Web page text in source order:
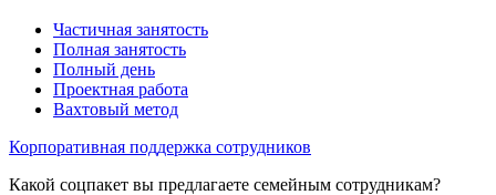
Частичная занятость
Полная занятость
Полный день
Проектная работа
Вахтовый метод
Корпоративная поддержка сотрудников
Какой соцпакет вы предлагаете семейным сотрудникам?